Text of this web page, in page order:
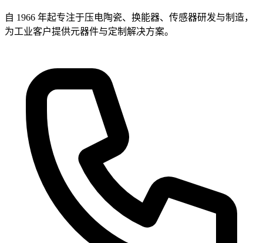
自 1966 年起专注于压电陶瓷、换能器、传感器研发与制造，
为工业客户提供元器件与定制解决方案。